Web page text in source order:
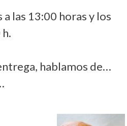
las 13:00 horas y los
hablamos de…